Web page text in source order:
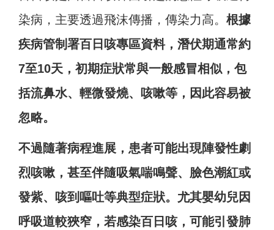
染病，主要透過飛沫傳播，傳染力高。 根據
疾病管制署百日咳專區資料，潛伏期通常約
7至10天，初期症狀常與一般感冒相似，包
括流鼻水、輕微發燒、咳嗽等，因此容易被
忽略。
不過隨著病程進展，患者可能出現陣發性劇
烈咳嗽，甚至伴隨吸氣喘鳴聲、臉色潮紅或
發紫、咳到嘔吐等典型症狀。尤其嬰幼兒因
呼吸道較狹窄，若感染百日咳，可能引發肺